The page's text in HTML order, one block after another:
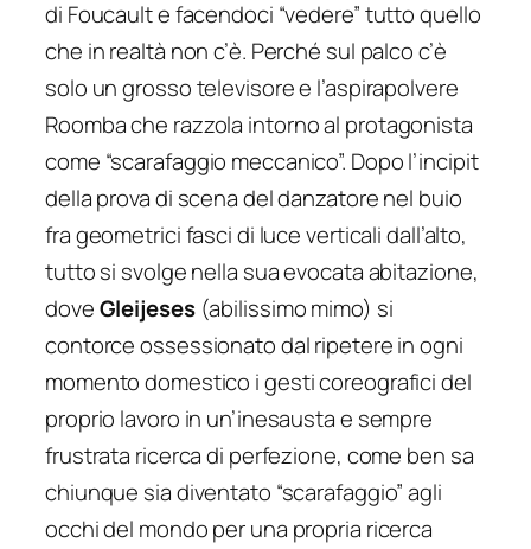
di Foucault e facendoci “vedere” tutto quello
che in realtà non c’è. Perché sul palco c’è
solo un grosso televisore e l’aspirapolvere
Roombache razzola intorno al protagonista
come “scarafaggio meccanico”. Dopo l’incipit
della prova di scena del danzatore nel buio
fra geometrici fasci di luce verticali dall’alto,
tutto si svolge nella sua evocata abitazione,
doveGleijeses(abilissimo mimo) si
contorce ossessionato dal ripetere in ogni
momento domestico i gesti coreografici del
proprio lavoro in un’inesausta e sempre
frustrata ricerca di perfezione, come ben sa
chiunque sia diventato “scarafaggio” agli
occhi del mondo per una propria ricerca